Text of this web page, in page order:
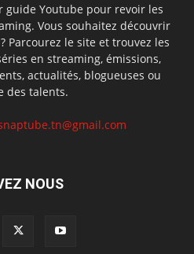
guide Youtube pour revoir les
Vous souhaitez découvrir
Parcourez le site et trouvez les
en streaming, émissions,
actualités, blogueuses ou
des talents.
NOUS